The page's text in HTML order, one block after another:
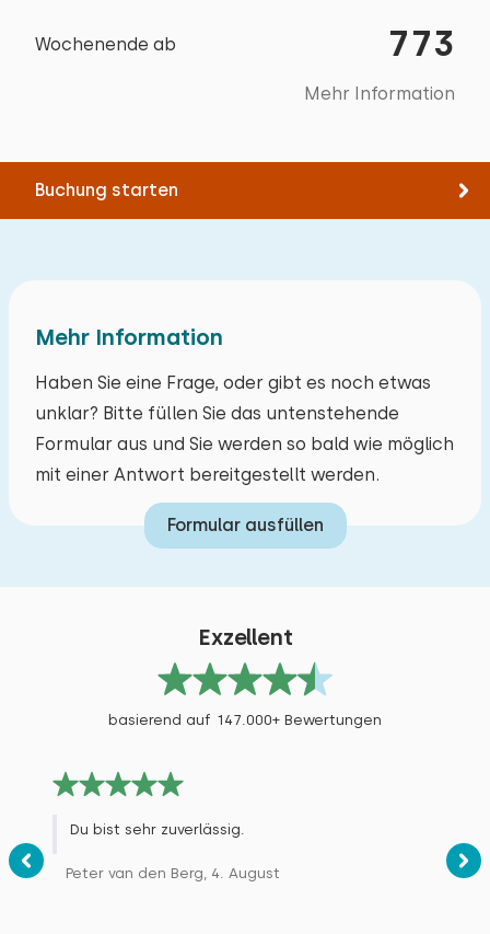
Wochenende ab 773
Mehr Information
Buchung starten
Zugänglichkeit
Mind. 1 Schlafzimmer im Erdgeschoss
Abstellraum für Mobilitäts-Scooter
Bettdecke(n): Einzelbettdecke
Mehr Information
Haben Sie eine Frage, oder gibt es noch etwas
unklar? Bitte füllen Sie das untenstehende
Formular aus und Sie werden so bald wie möglich
mit einer Antwort bereitgestellt werden.
Formular ausfüllen
Alle Bewertungen
Exzellent
basierend auf 147.000+ Bewertungen
Du bist sehr zuverlässig.
Peter van den Berg, 4. August